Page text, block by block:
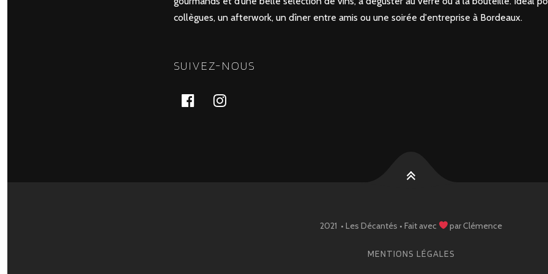
collègues, un afterwork, un dîner entre amis ou une soirée d'entreprise à Bordeaux.
SUIVEZ-NOUS
facebookInstagram
2021 • Les Décantés • Fait avec par Clémence
MENTIONS LÉGALES